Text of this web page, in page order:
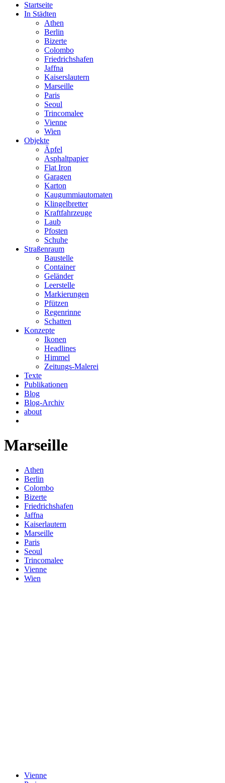
Startseite
In Städten
Athen
Berlin
Bizerte
Colombo
Friedrichshafen
Jaffna
Kaiserslautern
Marseille
Paris
Seoul
Trincomalee
Vienne
Wien
Objekte
Äpfel
Asphaltpapier
Flat Iron
Garagen
Karton
Kaugummiautomaten
Klingelbretter
Kraftfahrzeuge
Laub
Pfosten
Schuhe
Straßenraum
Baustelle
Container
Geländer
Leerstelle
Markierungen
Pfützen
Regenrinne
Schatten
Konzepte
Ikonen
Headlines
Himmel
Zeitungs-Malerei
Texte
Publikationen
Blog
Blog-Archiv
about
Marseille
Athen
Berlin
Colombo
Bizerte
Friedrichshafen
Jaffna
Kaiserlautern
Marseille
Paris
Seoul
Trincomalee
Vienne
Wien
Vienne